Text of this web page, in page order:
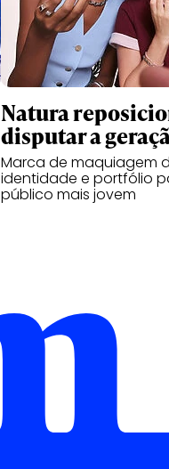
Natura
disputar a
Marca de maquiagem
identidade e portfólio
público mais jovem